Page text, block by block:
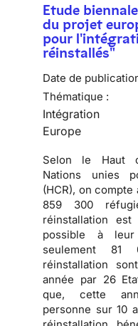
Etude
du projet
pour
réinstallés"
Date de
Thématique :
Intégration
Europe
Selon le Haut
Nations unies
(HCR), on
859 300
réinstallation
possible à
seulement 81
réinstallation
année par 26
que, cette
personne sur 10